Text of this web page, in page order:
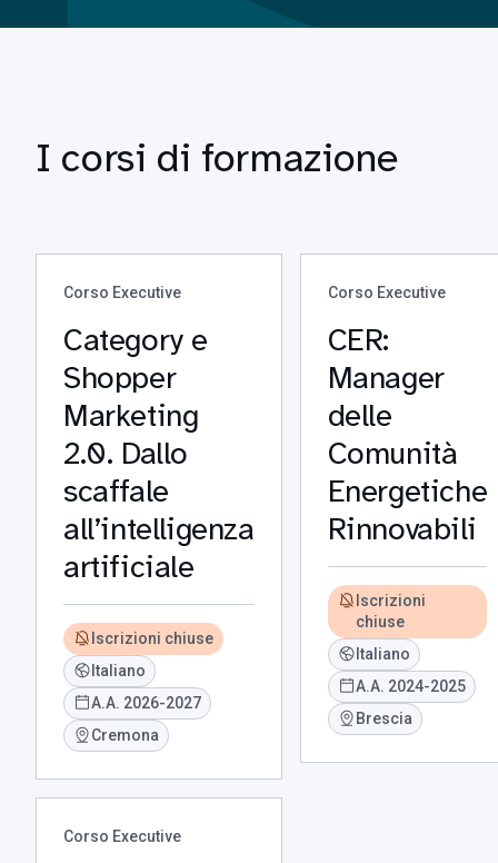
I corsi di formazione
Corso Executive
Category e
Shopper
Marketing
2.0. Dallo
scaffale
all’intelligenza
artificiale
Iscrizioni chiuse
Italiano
A.A. 2026-2027
Cremona
Corso Executive
CER:
Manager
delle
Comunità
Energetiche
Rinnovabili
Iscrizioni
chiuse
Italiano
A.A. 2024-2025
Brescia
Corso Executive